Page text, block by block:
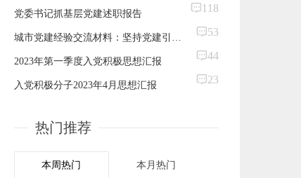
党委书记抓基层党建述职报告
118
53
2023年第一季度入党积极思想汇报
44
入党积极分子2023年4月思想汇报
23
热门推荐
本周热门 本月热门